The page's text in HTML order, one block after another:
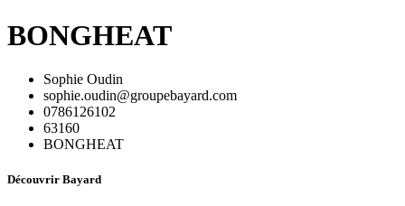
BONGHEAT
Sophie Oudin
sophie.oudin@groupebayard.com
0786126102
63160
BONGHEAT
Découvrir Bayard